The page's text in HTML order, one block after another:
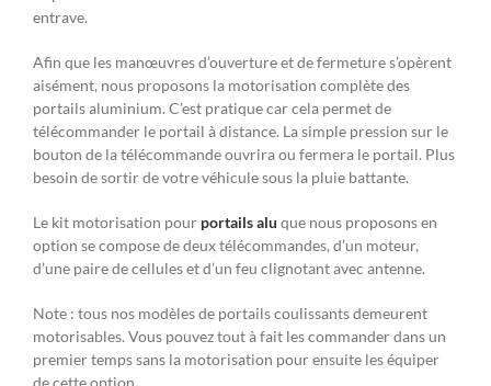
entrave.
Afin que les manœuvres d’ouverture et de fermeture s’opèrent
aisément, nous proposons la motorisation complète des
portails aluminium. C’est pratique car cela permet de
télécommander le portail à distance. La simple pression sur le
bouton de la télécommande ouvrira ou fermera le portail. Plus
besoin de sortir de votre véhicule sous la pluie battante.
Le kit motorisation pour portails alu que nous proposons en
option se compose de deux télécommandes, d’un moteur,
d’une paire de cellules et d’un feu clignotant avec antenne.
Note : tous nos modèles de portails coulissants demeurent
motorisables. Vous pouvez tout à fait les commander dans un
premier temps sans la motorisation pour ensuite les équiper
de cette option.